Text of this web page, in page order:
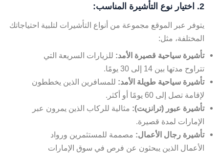
2. اختيار نوع التأشيرة المناسب:
يتوفر عبر الموقع مجموعة من أنواع التأشيرات لتلبية احتياجاتك
المختلفة، مثل:
تأشيرة سياحية قصيرة الأمد: للزيارات السريعة التي
تتراوح مدتها بين 14 إلى 30 يومًا.
تأشيرة سياحية طويلة الأمد: للمسافرين الذين يخططون
لإقامة تصل إلى 60 يومًا أو أكثر.
تأشيرة عبور (ترانزيت): مثالية للركاب الذين يمرون عبر
الإمارات لمدة قصيرة.
تأشيرة رجال الأعمال: مصممة للمستثمرين ورواد
الأعمال الذين يبحثون عن فرص في سوق الإمارات